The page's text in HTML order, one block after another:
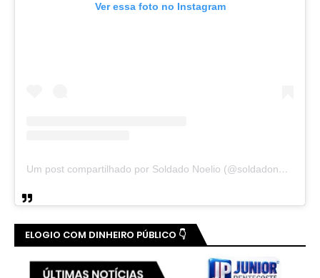
Ver essa foto no Instagram
Um post compartilhado por Soldado Noelio (@soldadonoelio)
ELOGIO COM DINHEIRO PÚBLICO 👇